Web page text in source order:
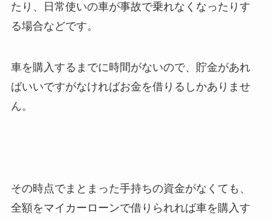
たり、日常使いの車が事故で乗れなくなったりす
る場合などです。
車を購入するまでに時間がないので、貯金があれ
ばいいですがなければお金を借りるしかありませ
ん。
その時点でまとまった手持ちの資金がなくても、
全額をマイカーローンで借りられれば車を購入す